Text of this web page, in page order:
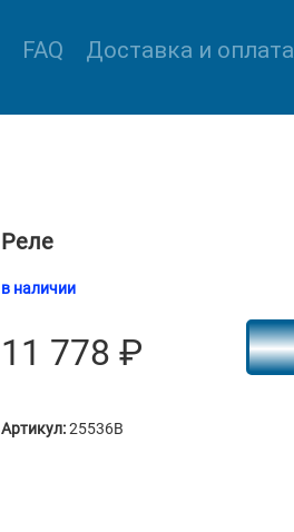
FAQ Доставка и оплата
Реле
в наличии
11 778 ₽
Артикул:25536B